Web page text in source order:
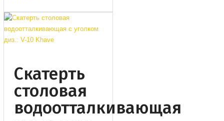
Cкатерть
столовая
водоотталкивающая